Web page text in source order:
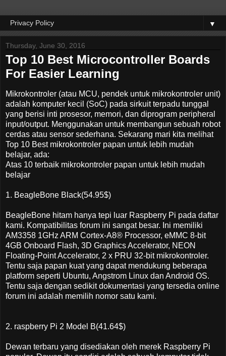
▼
Thursday, June 30, 2016
Top 10 Best Microcontroller Boards
For Easier Learning
Mikrokontroler (atau MCU, pendek untuk mikrokontroler unit)
adalah komputer kecil (SoC) pada sirkuit terpadu tunggal
yang berisi inti prosesor, memori, dan diprogram peripheral
input/output. Menggunakan untuk membangun sebuah robot
cerdas atau sensor sederhana. Sekarang mari kita melihat
Top 10 Best mikrokontroler papan untuk lebih mudah
belajar, ada:
Atas 10 terbaik mikrokontroler papan untuk lebih mudah
belajar
1. BeagleBone Black(54.95$)
BeagleBone hitam hanya tepi luar Raspberry Pi pada daftar
kami. Kompatibilitas forum ini sangat besar. Ini memiliki
AM3358 1GHz ARM Cortex-A8® Processor, eMMC 8-bit
4GB Onboard Flash, 3D Graphics Accelerator, NEON
Floating-Point Accelerator, 2 x PRU 32-bit mikrokontroler.
Tentu saja papan kuat yang dapat mendukung beberapa
platform seperti Ubuntu, Angstrom Linux dan Android OS.
Tentu saja dengan sedikit dokumentasi yang tersedia online
forum ini adalah memilih nomor satu kami.
2. raspberry Pi 2 Model B(41.64$)
Dewan terbaru yang disediakan oleh merek Raspberry Pi